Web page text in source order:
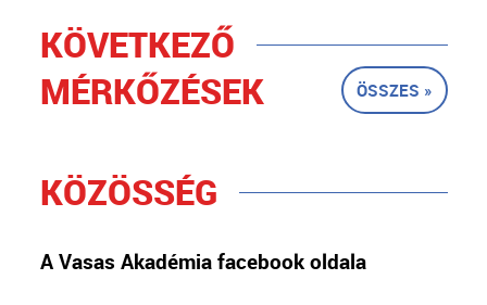
KÖVETKEZŐ
MÉRKŐZÉSEK
ÖSSZES »
KÖZÖSSÉG
A Vasas Akadémia facebook oldala